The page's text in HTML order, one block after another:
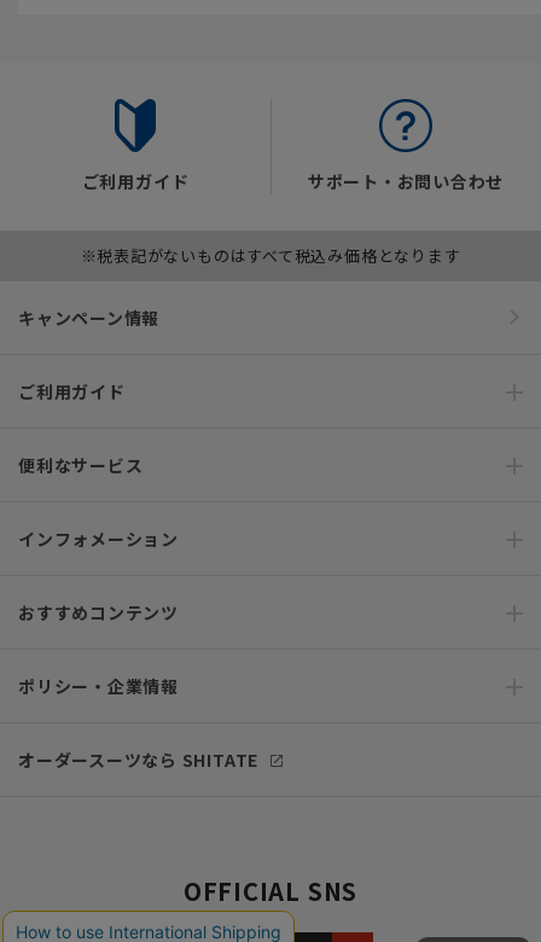
ご利用ガイド サポート・お問い合わせ
※税表記がないものはすべて税込み価格となります
キャンペーン情報
ご利用ガイド
便利なサービス
インフォメーション
おすすめコンテンツ
ポリシー・企業情報
オーダースーツなら SHITATE
OFFICIAL SNS